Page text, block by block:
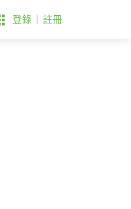
登錄 註冊